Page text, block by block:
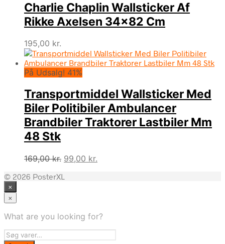
149,00 kr..99,00 kr..
Charlie Chaplin Wallsticker Af
Rikke Axelsen 34×82 Cm
195,00 kr.
På Udsalg! 41%
Transportmiddel Wallsticker Med
Biler Politibiler Ambulancer
Brandbiler Traktorer Lastbiler Mm
48 Stk
169,00kr. Den
pris
99,00 kr.
© 2026 PosterXL
×
×
What are you looking for?